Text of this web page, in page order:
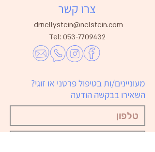
צרו קשר
drnellystein@nelstein.com
Tel: 053-7709432
מעוניינים/ות בטיפול פרטני או זוגי?
השאירו בבקשה הודעה